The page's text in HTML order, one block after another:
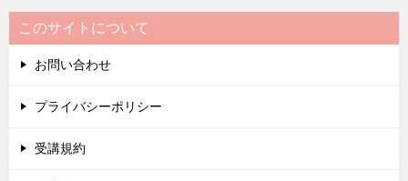
このサイトについて
お問い合わせ
プライバシーポリシー
受講規約